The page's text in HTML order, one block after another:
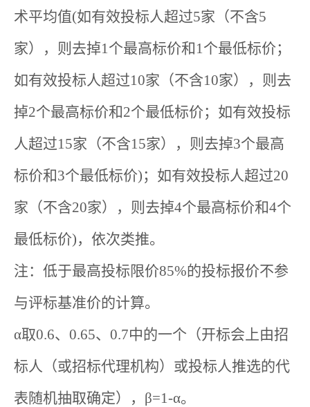
术平均值(如有效投标人超过5家（不含5
家），则去掉1个最高标价和1个最低标价；
如有效投标人超过10家（不含10家），则去
掉2个最高标价和2个最低标价；如有效投标
人超过15家（不含15家），则去掉3个最高
标价和3个最低标价)；如有效投标人超过20
家（不含20家），则去掉4个最高标价和4个
最低标价)，依次类推。
注：低于最高投标限价85%的投标报价不参
与评标基准价的计算。
α取0.6、0.65、0.7中的一个（开标会上由招
标人（或招标代理机构）或投标人推选的代
表随机抽取确定），β=1-α。